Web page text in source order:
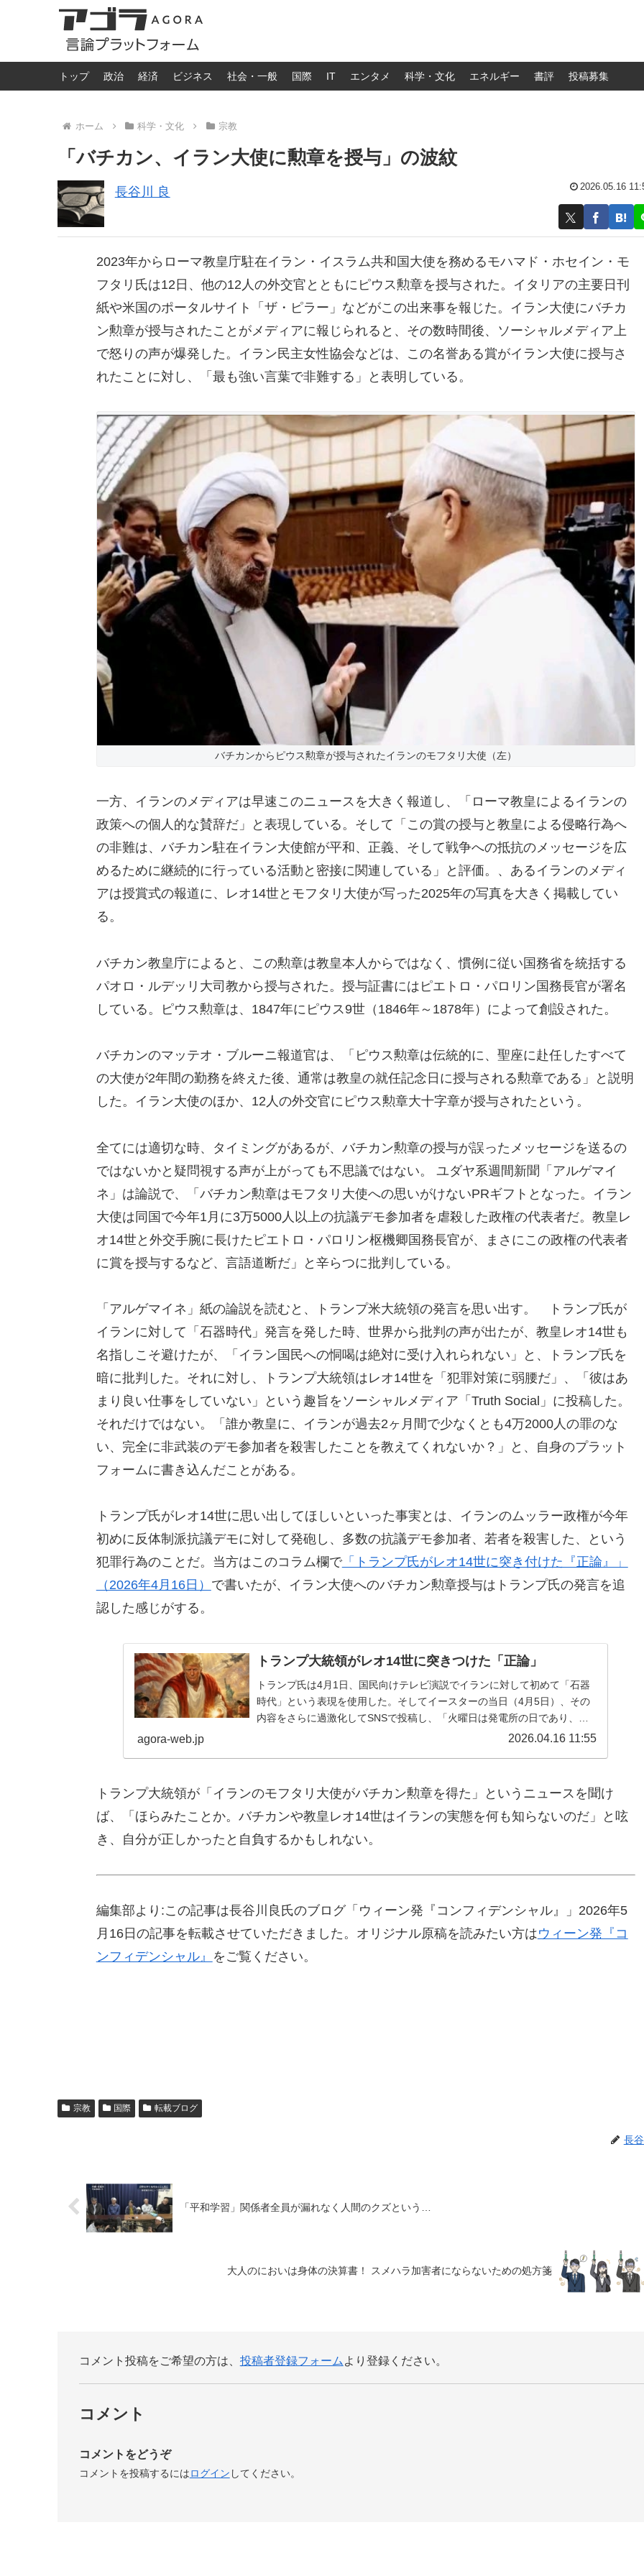
トップ 政治 経済 ビジネス 社会・一般 国際 IT エンタメ 科学・文化 エネルギー 書評 投稿募集
ホーム 科学・文化 宗教
「バチカン、イラン大使に勲章を授与」の波紋
長谷川 良 2026.05.16
2023年からローマ教皇庁駐在イラン・イスラム共和国大使を務めるモハマド・ホセイン・モ
フタリ氏は12日、他の12人の外交官とともにピウス勲章を授与された。イタリアの主要日刊
紙や米国のポータルサイト「ザ・ピラー」などがこの出来事を報じた。イラン大使にバチカ
ン勲章が授与されたことがメディアに報じられると、その数時間後、ソーシャルメディア上
で怒りの声が爆発した。イラン民主女性協会などは、この名誉ある賞がイラン大使に授与さ
れたことに対し、「最も強い言葉で非難する」と表明している。
バチカンからピウス勲章が授与されたイランのモフタリ大使（左）
一方、イランのメディアは早速このニュースを大きく報道し、「ローマ教皇によるイランの
政策への個人的な賛辞だ」と表現している。そして「この賞の授与と教皇による侵略行為へ
の非難は、バチカン駐在イラン大使館が平和、正義、そして戦争への抵抗のメッセージを広
めるために継続的に行っている活動と密接に関連している」と評価。、あるイランのメディ
アは授賞式の報道に、レオ14世とモフタリ大使が写った2025年の写真を大きく掲載してい
る。
バチカン教皇庁によると、この勲章は教皇本人からではなく、慣例に従い国務省を統括する
パオロ・ルデッリ大司教から授与された。授与証書にはピエトロ・パロリン国務長官が署名
している。ピウス勲章は、1847年にピウス9世（1846年～1878年）によって創設された。
バチカンのマッテオ・ブルーニ報道官は、「ピウス勲章は伝統的に、聖座に赴任したすべて
の大使が2年間の勤務を終えた後、通常は教皇の就任記念日に授与される勲章である」と説明
した。イラン大使のほか、12人の外交官にピウス勲章大十字章が授与されたという。
全てには適切な時、タイミングがあるが、バチカン勲章の授与が誤ったメッセージを送るの
ではないかと疑問視する声が上がっても不思議ではない。 ユダヤ系週間新聞「アルゲマイ
ネ」は論説で、「バチカン勲章はモフタリ大使への思いがけないPRギフトとなった。イラン
大使は同国で今年1月に3万5000人以上の抗議デモ参加者を虐殺した政権の代表者だ。教皇レ
オ14世と外交手腕に長けたピエトロ・パロリン枢機卿国務長官が、まさにこの政権の代表者
に賞を授与するなど、言語道断だ」と辛らつに批判している。
「アルゲマイネ」紙の論説を読むと、トランプ米大統領の発言を思い出す。 トランプ氏が
イランに対して「石器時代」発言を発した時、世界から批判の声が出たが、教皇レオ14世も
名指しこそ避けたが、「イラン国民への恫喝は絶対に受け入れられない」と、トランプ氏を
暗に批判した。それに対し、トランプ大統領はレオ14世を「犯罪対策に弱腰だ」、「彼はあ
まり良い仕事をしていない」という趣旨をソーシャルメディア「Truth Social」に投稿した。
それだけではない。「誰か教皇に、イランが過去2ヶ月間で少なくとも4万2000人の罪のな
い、完全に非武装のデモ参加者を殺害したことを教えてくれないか？」と、自身のプラット
フォームに書き込んだことがある。
トランプ氏がレオ14世に思い出してほしいといった事実とは、イランのムッラー政権が今年
初めに反体制派抗議デモに対して発砲し、多数の抗議デモ参加者、若者を殺害した、という
犯罪行為のことだ。当方はこのコラム欄で「トランプ氏がレオ14世に突き付けた『正論』」
（2026年4月16日） で書いたが、イラン大使へのバチカン勲章授与はトランプ氏の発言を追
認した感じがする。
トランプ大統領がレオ14世に突きつけた「正論」
トランプ氏は4月1日、国民向けテレビ演説でイランに対して初めて「石器
時代」という表現を使用した。そしてイースターの当日（4月5日）、その
内容をさらに過激化してSNSで投稿し、「火曜日は発電所の日であり、橋
agora-web.jp 2026.04.16 11:55
トランプ大統領が「イランのモフタリ大使がバチカン勲章を得た」というニュースを聞け
ば、「ほらみたことか。バチカンや教皇レオ14世はイランの実態を何も知らないのだ」と呟
き、自分が正しかったと自負するかもしれない。
編集部より:この記事は長谷川良氏のブログ「ウィーン発『コンフィデンシャル』」2026年5
月16日の記事を転載させていただきました。オリジナル原稿を読みたい方はウィーン発『コ
ンフィデンシャル』
をご覧ください。
宗教 国際 転載ブログ
長
「平和学習」関係者全員が漏れなく人間のクズという…
大人のにおいは身体の決算書！ スメハラ加害者にならないための処方箋
コメント投稿をご希望の方は、 投稿者登録フォーム より登録ください。
コメント
コメントをどうぞ
コメントを投稿するにはログイン してください。